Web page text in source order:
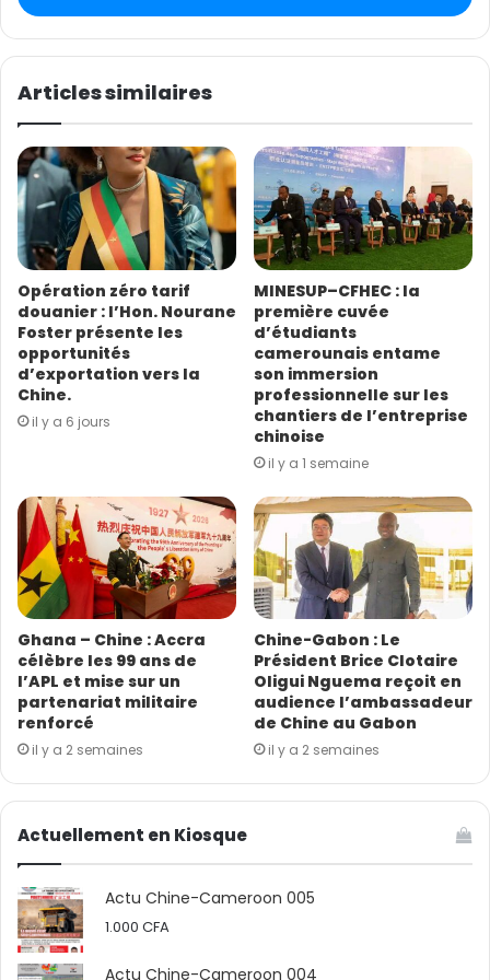
visiteurs venus de tout bord. Les enseignants de
l’Institut Confucius du Cameroun constitués en équipe,
présentent d’un côté, la calligraphie et la peinture, et
comportant 18, 24 ou plus) et le ‘‘dizi’’ (flûte traversière
chinoise en bambou), deux instruments de la musique
chinoise.
e
z
o
r
e
a
d
r
e
s
s
e
E
m
a
l
Articles similaires
Opération zéro tarif
douanier : l’Hon. Nourane
Foster présente les
opportunités
d’exportation vers la
Chine.
il y a 6 jours
MINESUP–CFHEC : la
première cuvée
d’étudiants
camerounais entame
son immersion
professionnelle sur les
chantiers de l’entreprise
chinoise
il y a 1 semaine
Ghana – Chine : Accra
célèbre les 99 ans de
l’APL et mise sur un
partenariat militaire
renforcé
il y a 2 semaines
Chine-Gabon : Le
Président Brice Clotaire
Oligui Nguema reçoit en
audience l’ambassadeur
de Chine au Gabon
il y a 2 semaines
Actuellement en Kiosque
Actu Chine-Cameroon 005
1.000 CFA
Actu Chine-Cameroon 004